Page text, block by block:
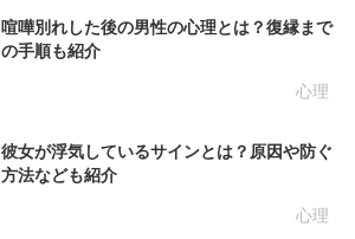
心理
喧嘩別れした後の男性の心理とは？復縁まで
の手順も紹介
心理
彼女が浮気しているサインとは？原因や防ぐ
方法なども紹介